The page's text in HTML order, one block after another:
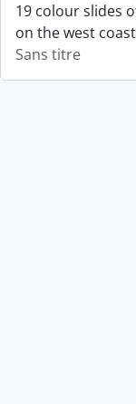
19 colour slides
on the west
Sans titre